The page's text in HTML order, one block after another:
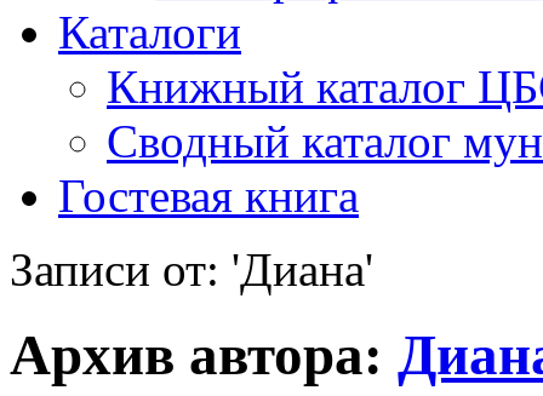
Каталоги
Книжный каталог
Сводный каталог
Гостевая книга
Записи от: 'Диана'
Архив автора: